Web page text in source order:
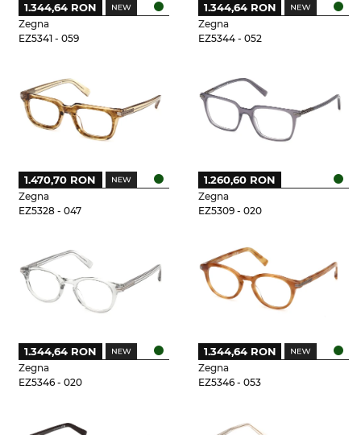
Zegna
EZ5341 - 059
1.344,64 RON
Zegna
EZ5344 - 052
1.344,64 RON
Zegna
EZ5328 - 047
1.470,70 RON
Zegna
EZ5309 - 020
1.260,60 RON
Zegna
EZ5346 - 020
1.344,64 RON
Zegna
EZ5346 - 053
1.344,64 RON